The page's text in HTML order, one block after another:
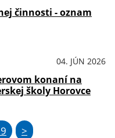
činnosti - oznam
04. JÚN 2026
konaní na
školy Horovce
>